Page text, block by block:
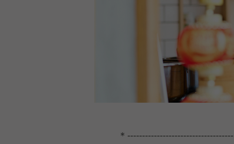
＊------------------------------------